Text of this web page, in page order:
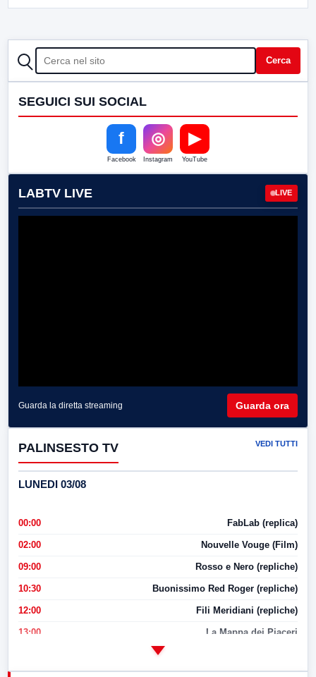
CERCA Cerca
SEGUICI SUI SOCIAL
f
Facebook
◎
Instagram
▶
YouTube
LABTV LIVE LIVE
Guarda la diretta streaming Guarda ora
PALINSESTO TV VEDI TUTTI
LUNEDI 03/08
00:00 FabLab (replica)
02:00 Nouvelle Vouge (Film)
09:00 Rosso e Nero (repliche)
10:30 Buonissimo Red Roger (repliche)
12:00 Fili Meridiani (repliche)
13:00 La Mappa dei Piaceri